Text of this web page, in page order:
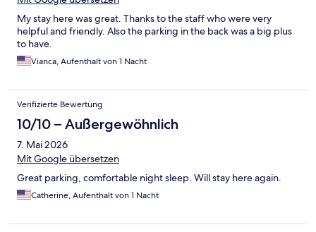
My stay here was great. Thanks to the staff who were very
helpful and friendly. Also the parking in the back was a big plus
to have.
Vianca, Aufenthalt von 1 Nacht
Verifizierte Bewertung
10/10 – Außergewöhnlich
7. Mai 2026
Mit Google übersetzen
Great parking, comfortable night sleep. Will stay here again.
Catherine, Aufenthalt von 1 Nacht